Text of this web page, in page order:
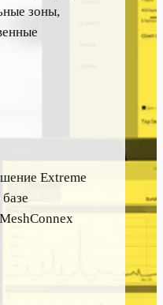
зоны,
Extreme